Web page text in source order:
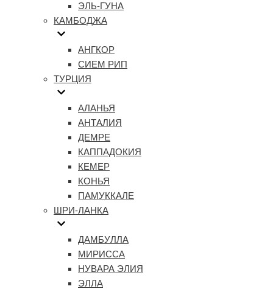
ЭЛЬ-ГУНА
КАМБОДЖА
АНГКОР
СИЕМ РИП
ТУРЦИЯ
АЛАНЬЯ
АНТАЛИЯ
ДЕМРЕ
КАППАДОКИЯ
КЕМЕР
КОНЬЯ
ПАМУККАЛЕ
ШРИ-ЛАНКА
ДАМБУЛЛА
МИРИССА
НУВАРА ЭЛИЯ
ЭЛЛА